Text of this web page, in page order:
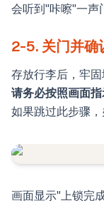
会听到"咔嚓"一声
2-5. 关门并确
存放行李后，牢固
请务必按照画面指
如果跳过此步骤，
画面显示"上锁完